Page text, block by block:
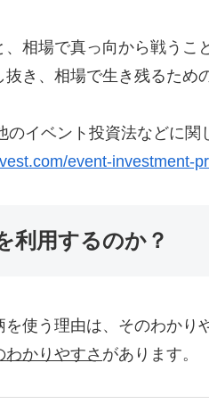
相場で真っ向から戦うこ
き、相場で生き残るため
のイベント投資法などに関
event-investment-
利用するのか？
使う理由は、そのわかり
かりやすさ があります。